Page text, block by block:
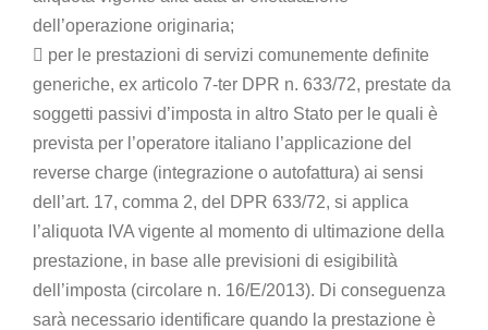
dell’operazione originaria;
 per le prestazioni di servizi comunemente definite
generiche, ex articolo 7-ter DPR n. 633/72, prestate da
soggetti passivi d’imposta in altro Stato per le quali è
prevista per l’operatore italiano l’applicazione del
reverse charge (integrazione o autofattura) ai sensi
dell’art. 17, comma 2, del DPR 633/72, si applica
l’aliquota IVA vigente al momento di ultimazione della
prestazione, in base alle previsioni di esigibilità
dell’imposta (circolare n. 16/E/2013). Di conseguenza
sarà necessario identificare quando la prestazione è